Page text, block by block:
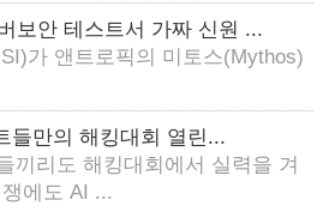
보안 테스트서 가짜 신원 ...
가 앤트로픽의 미토스(Mythos)
들만의 해킹대회 열린...
끼리도 해킹대회에서 실력을 겨
에도 AI ...